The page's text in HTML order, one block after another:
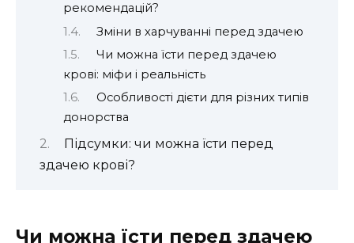
рекомендацій?
Зміни в харчуванні перед здачею
Чи можна їсти перед здачею
крові: міфи і реальність
Особливості дієти для різних типів
донорства
Підсумки: чи можна їсти перед
здачею крові?
Чи можна їсти перед здачею